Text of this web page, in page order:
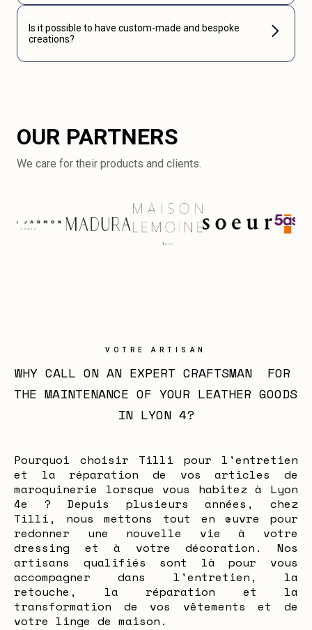
Is it possible to have custom-made and bespoke
creations?
OUR PARTNERS
We care for their products and clients.
VOTRE ARTISAN
WHY CALL ON AN EXPERT CRAFTSMAN  FOR
THE MAINTENANCE OF YOUR LEATHER GOODS
IN LYON 4?
Pourquoi choisir Tilli pour l'entretien
et la réparation de vos articles de
maroquinerie lorsque vous habitez à Lyon
4e ? Depuis plusieurs années, chez
Tilli, nous mettons tout en œuvre pour
redonner une nouvelle vie à votre
dressing et à votre décoration. Nos
artisans qualifiés sont là pour vous
accompagner dans l'entretien, la
retouche, la réparation et la
transformation de vos vêtements et de
votre linge de maison.